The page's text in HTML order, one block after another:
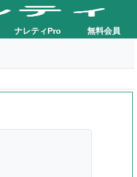
ナレティPro 無料会員